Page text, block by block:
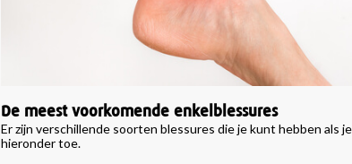
De meest voorkomende enkelblessures
Er zijn verschillende soorten blessures die je kunt hebben als
hieronder toe.